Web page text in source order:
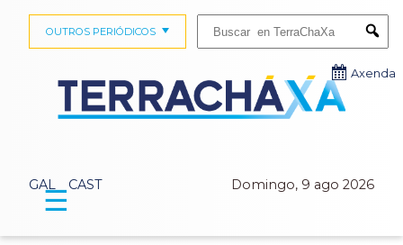
GAL CAST Domingo, 9 ago 2026
OUTROS PERIÓDICOS
Axenda
☰